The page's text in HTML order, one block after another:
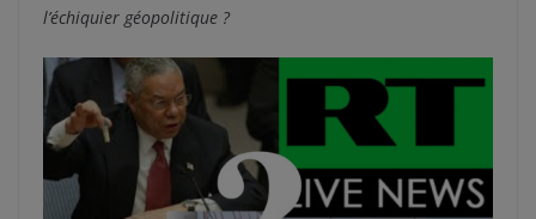
l’échiquier géopolitique ?